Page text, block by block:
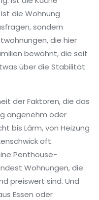
die Wohnung
sondern
die hier
bewohnt, die seit
über die Stabilität
der Faktoren, die das
angenehm oder
bis Lärm, von Heizung
oft
Penthouse-
Wohnungen, die
preiswert sind. Und
Essen oder